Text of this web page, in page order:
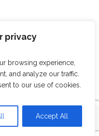
privacy
browsing experience,
and analyze our traffic.
to our use of cookies.
Accept All
Documenti PDF